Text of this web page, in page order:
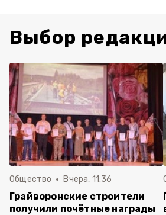
Выбор
Общество Вчера, 11:36
Грайворонские строители
получили почётные награды